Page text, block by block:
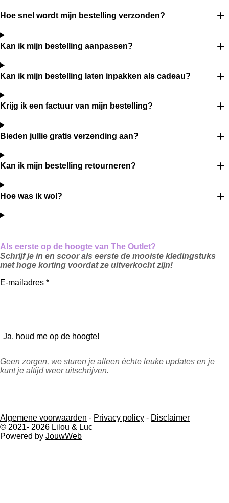
Hoe snel wordt mijn bestelling verzonden?
Kan ik mijn bestelling aanpassen?
Kan ik mijn bestelling laten inpakken als cadeau?
Krijg ik een factuur van mijn bestelling?
Bieden jullie gratis verzending aan?
Kan ik mijn bestelling retourneren?
Hoe was ik wol?
Als eerste op de hoogte van The Outlet?
Schrijf je in en scoor als eerste de mooiste kledingstuks
met hoge korting voordat ze uitverkocht zijn!
E-mailadres *
Ja, houd me op de hoogte!
Geen zorgen, we sturen je alleen èchte leuke updates en je
kunt je altijd weer uitschrijven.
Algemene voorwaarden - Privacy policy - Disclaimer
© 2021- 2026 Lilou & Luc
Powered by JouwWeb